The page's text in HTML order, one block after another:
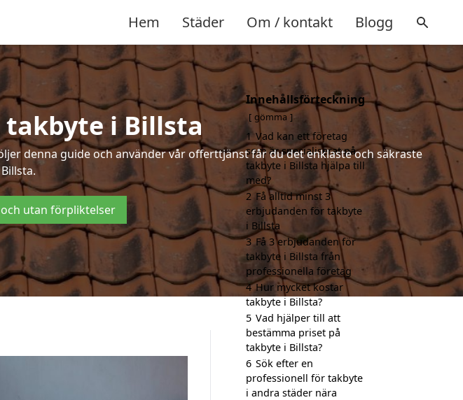
Hem Städer Om / kontakt Blogg
i Billsta
denna guide och använder vår offerttjänst får du det enklaste och säkraste
utan förpliktelser
Innehållsförteckning
gömma
1 Vad kan ett företag
som är specialiserat på
takbyte i Billsta hjälpa till
med?
2 Få alltid minst 3
erbjudanden för takbyte
i Billsta
3 Få 3 erbjudanden för
takbyte i Billsta från
professionella företag
4 Hur mycket kostar
takbyte i Billsta?
5 Vad hjälper till att
bestämma priset på
takbyte i Billsta?
6 Sök efter en
professionell för takbyte
i andra städer nära